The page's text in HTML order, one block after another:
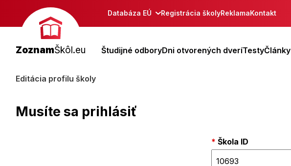
Databáza EÚ Registrácia školyReklamaKontakt
ZoznamŠkôl.eu Študijné odboryDni otvorených dveríTestyČlánky
Editácia profilu školy
Musíte sa prihlásiť
Škola ID